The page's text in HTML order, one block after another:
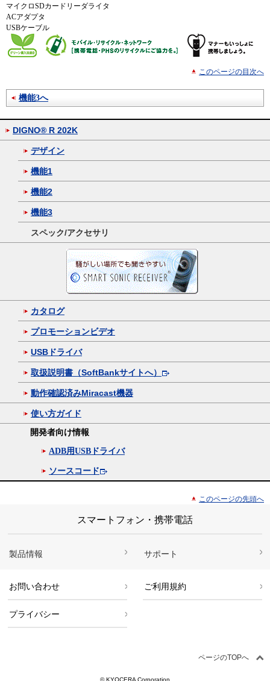
マイクロSDカードリーダライタ
ACアダプタ
USBケーブル
このページの目次へ
機能3へ
DIGNO® R 202K
デザイン
機能1
機能2
機能3
スペック/アクセサリ
カタログ
プロモーションビデオ
USBドライバ
取扱説明書（SoftBankサイトへ）
動作確認済みMiracast機器
使い方ガイド
開発者向け情報
ADB用USBドライバ
ソースコード
このページの先頭へ
スマートフォン・携帯電話
製品情報 サポート
お問い合わせ ご利用規約
プライバシー
ページのTOPへ
© KYOCERA Corporation